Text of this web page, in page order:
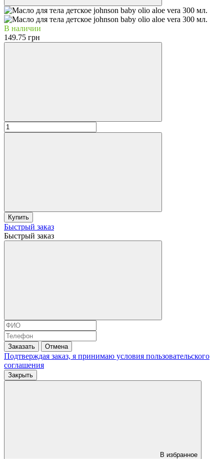
В наличии
149.75 грн
Купить
Быстрый заказ
Быстрый заказ
Заказать Отмена
Подтверждая заказ, я принимаю условия пользовательского
соглашения
Закрыть
В избранное